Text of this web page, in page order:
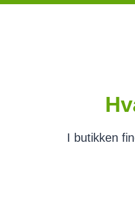
I butikken